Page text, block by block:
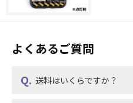
よくあるご質問
送料はいくらですか？